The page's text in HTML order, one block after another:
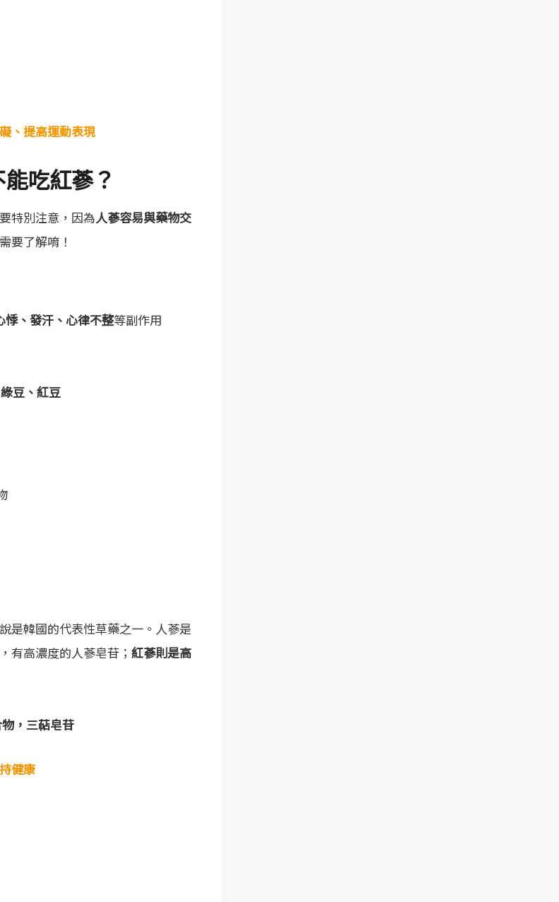
、提高運動表現
吃紅蔘？
特別注意，因為人蔘容易與藥物交
要了解唷！
悸、發汗、心律不整等副作用
豆、紅豆
是韓國的代表性草藥之一。人蔘是
有高濃度的人蔘皂苷； 紅蔘則是高
，三萜皂苷
健康